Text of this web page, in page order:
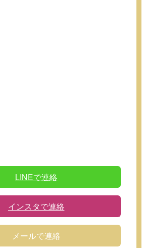
LINEで連絡
インスタで連絡
メールで連絡